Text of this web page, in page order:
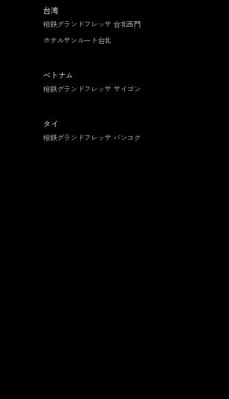
台湾
相鉄グランドフレッサ 台北西門
ホテルサンルート台北
ベトナム
相鉄グランドフレッサ サイゴン
タイ
相鉄グランドフレッサ バンコク